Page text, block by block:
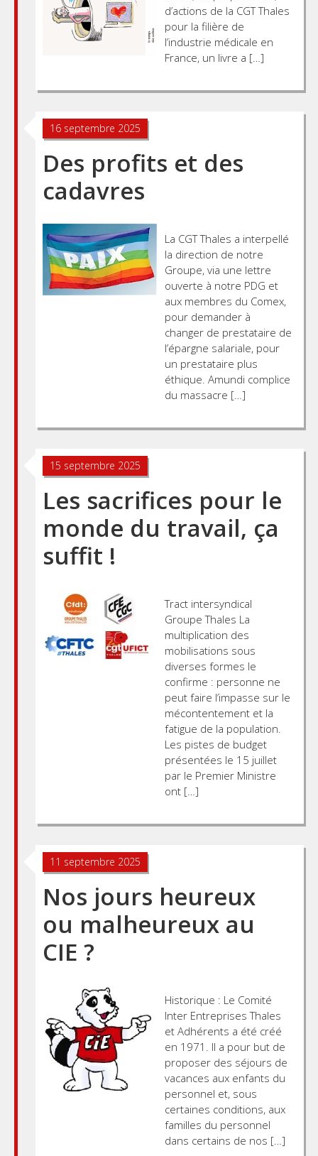
d’actions de la CGT Thales
pour la filière de
l’industrie médicale en
France, un livre a […]
16 septembre 2025
Des profits et des
cadavres
La CGT Thales a interpellé
la direction de notre
Groupe, via une lettre
ouverte à notre PDG et
aux membres du Comex,
pour demander à
changer de prestataire de
l’épargne salariale, pour
un prestataire plus
éthique. Amundi complice
du massacre […]
15 septembre 2025
Les sacrifices pour le
monde du travail, ça
suffit !
Tract intersyndical
Groupe Thales La
multiplication des
mobilisations sous
diverses formes le
confirme : personne ne
peut faire l’impasse sur le
mécontentement et la
fatigue de la population.
Les pistes de budget
présentées le 15 juillet
par le Premier Ministre
ont […]
11 septembre 2025
Nos jours heureux
ou malheureux au
CIE ?
Historique : Le Comité
Inter Entreprises Thales
et Adhérents a été créé
en 1971. Il a pour but de
proposer des séjours de
vacances aux enfants du
personnel et, sous
certaines conditions, aux
familles du personnel
dans certains de nos […]